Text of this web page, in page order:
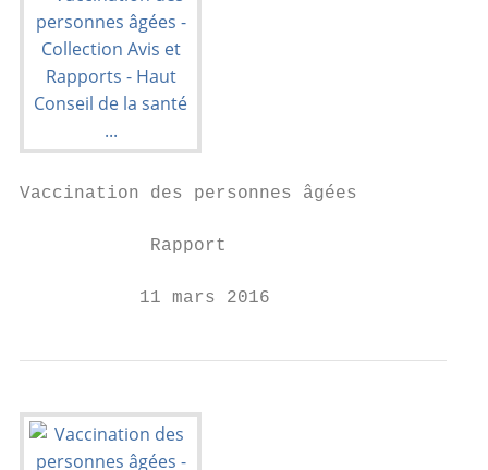
Vaccination des personnes âgées
            Rapport
           11 mars 2016